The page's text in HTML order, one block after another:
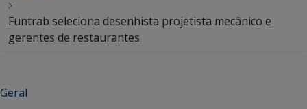
Funtrab seleciona desenhista projetista mecânico e
gerentes de restaurantes
Geral